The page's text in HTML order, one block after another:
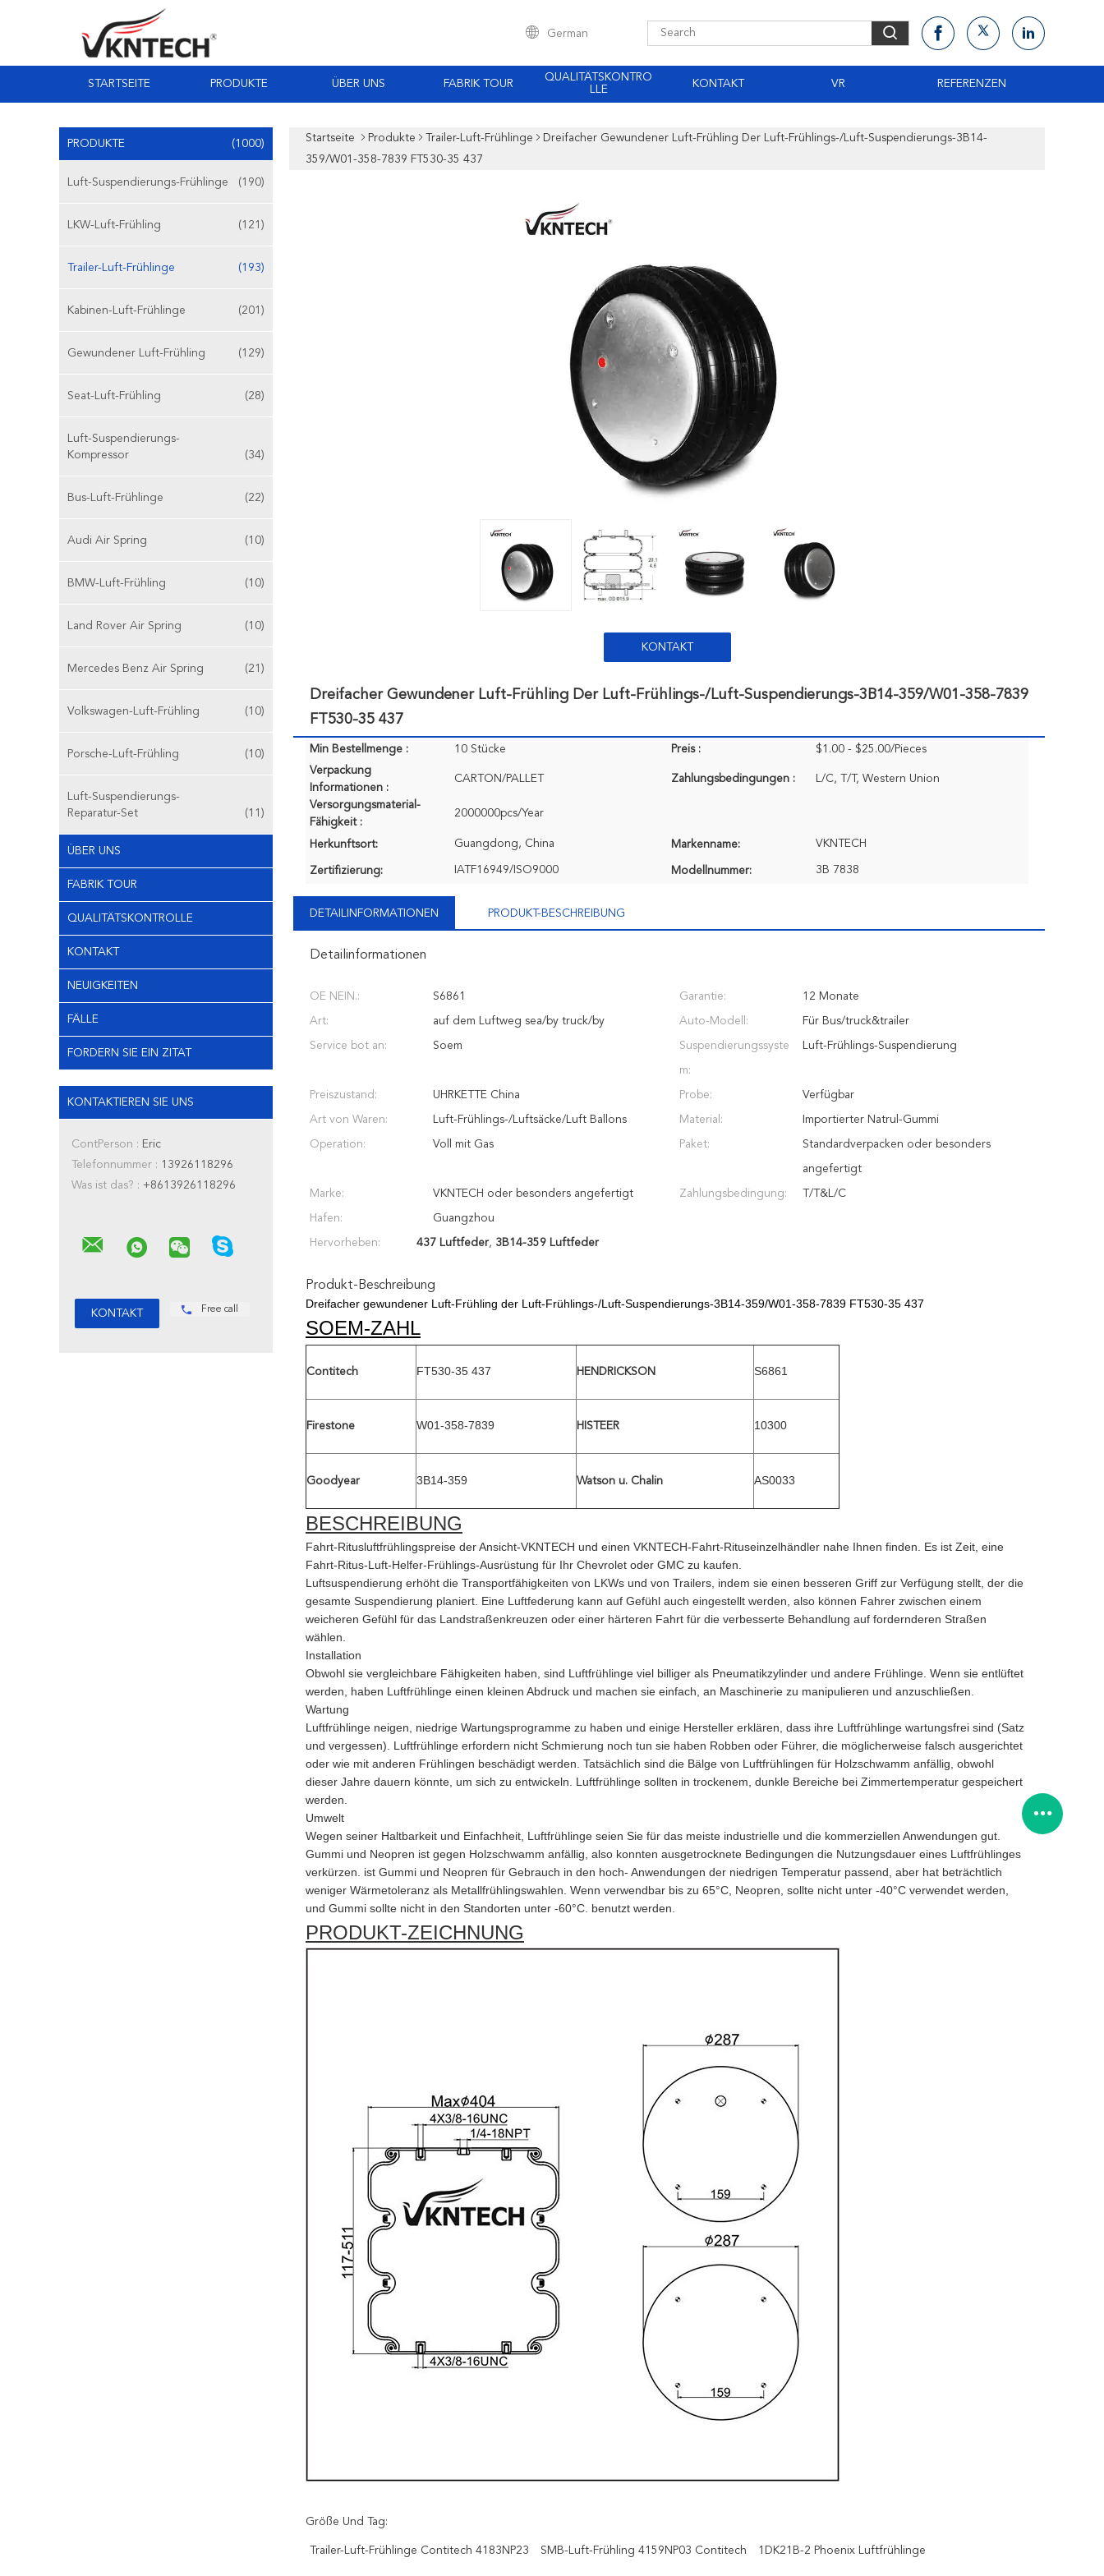
German
STARTSEITE PRODUKTE ÜBER UNS FABRIK TOUR
QUALITÄTSKONTRO
LLE
KONTAKT VR REFERENZEN
PRODUKTE (1000)
Luft-Suspendierungs-Frühlinge (190)
LKW-Luft-Frühling (121)
Trailer-Luft-Frühlinge (193)
Kabinen-Luft-Frühlinge (201)
Gewundener Luft-Frühling (129)
Seat-Luft-Frühling (28)
Luft-Suspendierungs-
Kompressor
(34)
Bus-Luft-Frühlinge (22)
Audi Air Spring (10)
BMW-Luft-Frühling (10)
Land Rover Air Spring (10)
Mercedes Benz Air Spring (21)
Volkswagen-Luft-Frühling (10)
Porsche-Luft-Frühling (10)
Luft-Suspendierungs-
Reparatur-Set
(11)
ÜBER UNS
FABRIK TOUR
QUALITÄTSKONTROLLE
KONTAKT
NEUIGKEITEN
FÄLLE
FORDERN SIE EIN ZITAT
KONTAKTIEREN SIE UNS
ContPerson : Eric
Telefonnummer : 13926118296
Was ist das? : +8613926118296
Free call
Startseite Produkte Trailer-Luft-Frühlinge
Dreifacher Gewundener Luft-Frühling Der Luft-Frühlings-/Luft-Suspendierungs-3B14-
359/W01-358-7839 FT530-35 437
KONTAKT
Dreifacher Gewundener Luft-Frühling Der Luft-Frühlings-/Luft-Suspendierungs-3B14-359/W01-358-7839
FT530-35 437
Min Bestellmenge : 10 Stücke Preis :
$1.00 - $25.00/Pieces
Verpackung
Informationen :
CARTON/PALLET Zahlungsbedingungen : L/C, T/T, Western Union
Versorgungsmaterial-
Fähigkeit :
2000000pcs/Year
Herkunftsort: Guangdong, China Markenname: VKNTECH
Zertifizierung: IATF16949/ISO9000 Modellnummer: 3B 7838
DETAILINFORMATIONEN PRODUKT-BESCHREIBUNG
Detailinformationen
OE NEIN.: S6861 Garantie: 12 Monate
Art: auf dem Luftweg sea/by truck/by Auto-Modell: Für Bus/truck&trailer
Service bot an: Soem Suspendierungssyste
m:
Luft-Frühlings-Suspendierung
Preiszustand: UHRKETTE China Probe: Verfügbar
Art von Waren: Luft-Frühlings-/Luftsäcke/Luft Ballons Material: Importierter Natrul-Gummi
Operation: Voll mit Gas Paket: Standardverpacken oder besonders
angefertigt
Marke: VKNTECH oder besonders angefertigt Zahlungsbedingung: T/T&L/C
Hafen: Guangzhou
Hervorheben: 437 Luftfeder, 3B14-359 Luftfeder
Produkt-Beschreibung
Dreifacher gewundener Luft-Frühling der Luft-Frühlings-/Luft-Suspendierungs-3B14-359/W01-358-7839 FT530-35 437
SOEM-ZAHL
Contitech FT530-35 437 HENDRICKSON S6861
Firestone W01-358-7839 HISTEER 10300
Goodyear 3B14-359 Watson u. Chalin AS0033
BESCHREIBUNG
Fahrt-Ritusluftfrühlingspreise der Ansicht-VKNTECH und einen VKNTECH-Fahrt-Rituseinzelhändler nahe Ihnen finden. Es ist Zeit, eine
Fahrt-Ritus-Luft-Helfer-Frühlings-Ausrüstung für Ihr Chevrolet oder GMC zu kaufen.
Luftsuspendierung erhöht die Transportfähigkeiten von LKWs und von Trailers, indem sie einen besseren Griff zur Verfügung stellt, der die
gesamte Suspendierung planiert. Eine Luftfederung kann auf Gefühl auch eingestellt werden, also können Fahrer zwischen einem
weicheren Gefühl für das Landstraßenkreuzen oder einer härteren Fahrt für die verbesserte Behandlung auf fordernderen Straßen
wählen.
Installation
Obwohl sie vergleichbare Fähigkeiten haben, sind Luftfrühlinge viel billiger als Pneumatikzylinder und andere Frühlinge. Wenn sie entlüftet
werden, haben Luftfrühlinge einen kleinen Abdruck und machen sie einfach, an Maschinerie zu manipulieren und anzuschließen.
Wartung
Luftfrühlinge neigen, niedrige Wartungsprogramme zu haben und einige Hersteller erklären, dass ihre Luftfrühlinge wartungsfrei sind (Satz
und vergessen). Luftfrühlinge erfordern nicht Schmierung noch tun sie haben Robben oder Führer, die möglicherweise falsch ausgerichtet
oder wie mit anderen Frühlingen beschädigt werden. Tatsächlich sind die Bälge von Luftfrühlingen für Holzschwamm anfällig, obwohl
dieser Jahre dauern könnte, um sich zu entwickeln. Luftfrühlinge sollten in trockenem, dunkle Bereiche bei Zimmertemperatur gespeichert
werden.
Umwelt
Wegen seiner Haltbarkeit und Einfachheit, Luftfrühlinge seien Sie für das meiste industrielle und die kommerziellen Anwendungen gut.
Gummi und Neopren ist gegen Holzschwamm anfällig, also konnten ausgetrocknete Bedingungen die Nutzungsdauer eines Luftfrühlinges
verkürzen. ist Gummi und Neopren für Gebrauch in den hoch- Anwendungen der niedrigen Temperatur passend, aber hat beträchtlich
weniger Wärmetoleranz als Metallfrühlingswahlen. Wenn verwendbar bis zu 65°C, Neopren, sollte nicht unter -40°C verwendet werden,
und Gummi sollte nicht in den Standorten unter -60°C. benutzt werden.
PRODUKT-ZEICHNUNG
Größe Und Tag:
Trailer-Luft-Frühlinge Contitech 4183NP23 SMB-Luft-Frühling 4159NP03 Contitech 1DK21B-2 Phoenix Luftfrühlinge